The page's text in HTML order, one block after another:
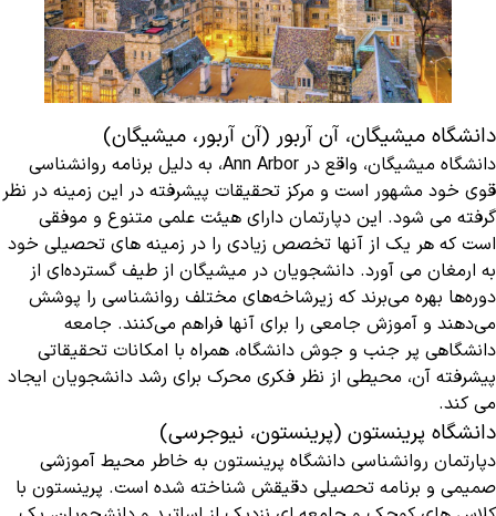
دانشگاه میشیگان، آن آربور (آن آربور، میشیگان)
دانشگاه میشیگان، واقع در Ann Arbor، به دلیل برنامه روانشناسی
قوی خود مشهور است و مرکز تحقیقات پیشرفته در این زمینه در نظر
گرفته می شود. این دپارتمان دارای هیئت علمی متنوع و موفقی
است که هر یک از آنها تخصص زیادی را در زمینه های تحصیلی خود
به ارمغان می آورد. دانشجویان در میشیگان از طیف گسترده‌ای از
دوره‌ها بهره می‌برند که زیرشاخه‌های مختلف روانشناسی را پوشش
می‌دهند و آموزش جامعی را برای آنها فراهم می‌کنند. جامعه
دانشگاهی پر جنب و جوش دانشگاه، همراه با امکانات تحقیقاتی
پیشرفته آن، محیطی از نظر فکری محرک برای رشد دانشجویان ایجاد
می کند.
دانشگاه پرینستون (پرینستون، نیوجرسی)
دپارتمان روانشناسی دانشگاه پرینستون به خاطر محیط آموزشی
صمیمی و برنامه تحصیلی دقیقش شناخته شده است. پرینستون با